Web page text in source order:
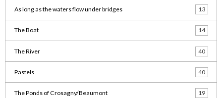
As long as the waters flow under bridges 13
The Boat 14
The River 40
Pastels 40
The Ponds of Crosagny/Beaumont 19